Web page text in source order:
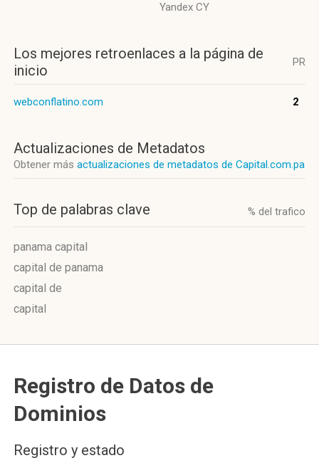
Yandex CY
Los mejores retroenlaces a la página de
inicio
PR
webconflatino.com 2
Actualizaciones de Metadatos
Obtener más actualizaciones de metadatos de Capital.com.pa
Top de palabras clave % del trafico
panama capital
capital de panama
capital de
capital
Registro de Datos de
Dominios
Registro y estado